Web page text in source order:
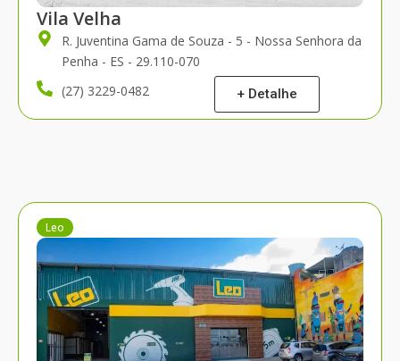
Vila Velha
R. Juventina Gama de Souza - 5 - Nossa Senhora da
Penha - ES - 29.110-070
(27) 3229-0482
+ Detalhe
Leo